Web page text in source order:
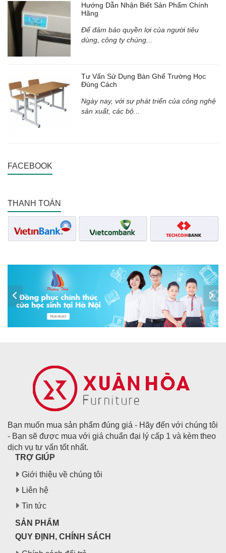
Hướng Dẫn Nhận Biết Sản Phẩm Chính
Hãng
Để đảm bảo quyền lợi của người tiêu
dùng, công ty chúng...
Tư Vấn Sử Dụng Bàn Ghế Trường Học
Đúng Cách
Ngày nay, với sự phát triển của công nghệ
sản xuất, các bộ...
FACEBOOK
THANH TOÁN
Bạn muốn mua sản phẩm đúng giá - Hãy đến với chúng tôi
- Bạn sẽ được mua với giá chuẩn đại lý cấp 1 và kèm theo
dịch vụ tư vấn tốt nhất.
TRỢ GIÚP
Giới thiệu về chúng tôi
Liên hệ
Tin tức
SẢN PHẨM
QUY ĐỊNH, CHÍNH SÁCH